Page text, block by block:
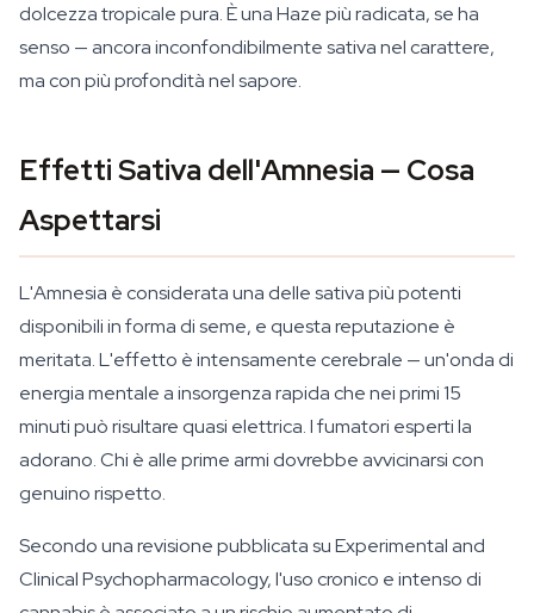
dolcezza tropicale pura. È una Haze più radicata, se ha
senso — ancora inconfondibilmente sativa nel carattere,
ma con più profondità nel sapore.
Effetti Sativa dell'Amnesia — Cosa
Aspettarsi
L'Amnesia è considerata una delle sativa più potenti
disponibili in forma di seme, e questa reputazione è
meritata. L'effetto è intensamente cerebrale — un'onda di
energia mentale a insorgenza rapida che nei primi 15
minuti può risultare quasi elettrica. I fumatori esperti la
adorano. Chi è alle prime armi dovrebbe avvicinarsi con
genuino rispetto.
Secondo una revisione pubblicata su Experimental and
Clinical Psychopharmacology, l'uso cronico e intenso di